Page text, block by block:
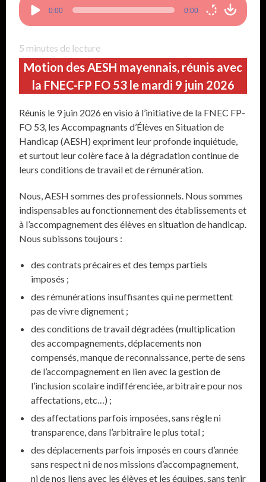
audio
0:00 0:00
5 minutes de lecture
Motion des AESH mayennais, réunis avec
la FNEC-FP FO 53 le mardi 9 juin 2026
Réunis le 9 juin 2026 en visio à l’initiative de la FNEC FP-
FO 53, les Accompagnants d’Élèves en Situation de
Handicap (AESH) expriment leur profonde inquiétude,
et surtout leur colère face à la dégradation continue de
leurs conditions de travail et de rémunération.
Nous, AESH sommes des professionnels. Nous sommes
indispensables au fonctionnement des établissements et
à l’accompagnement des élèves en situation de handicap.
Nous subissons toujours :
des contrats précaires et des temps partiels
imposés ;
des rémunérations insuffisantes qui ne permettent
pas de vivre dignement ;
des conditions de travail dégradées (multiplication
des accompagnements, déplacements non
compensés, manque de reconnaissance, perte de sens
de l’accompagnement en lien avec la gestion de
l’inclusion scolaire indifférenciée, arbitraire pour nos
affectations, etc…) ;
des affectations parfois imposées, sans règle ni
transparence, dans l’arbitraire le plus total ;
des déplacements parfois imposés en cours d’année
sans respect ni de nos missions d’accompagnement,
ni de nos liens avec les élèves et les équipes, sans tenir